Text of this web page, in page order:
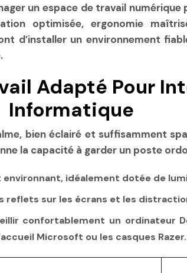
un espace de travail
optimisée, ergonomie
d’installer un environnement
Adapté Pour
Informatique
bien éclairé et suffisamment
la capacité à garder un poste
idéalement dotée de
reflets sur les écrans et les
confortablement un ordinateur
Microsoft ou les casques Razer.